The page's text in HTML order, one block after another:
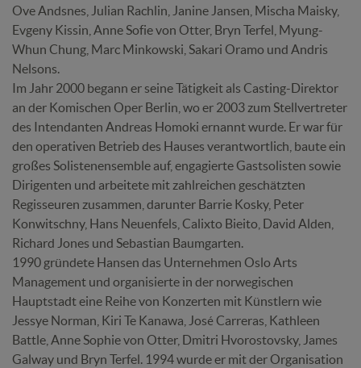
Ove Andsnes, Julian Rachlin, Janine Jansen, Mischa Maisky,
Evgeny Kissin, Anne Sofie von Otter, Bryn Terfel, Myung-
Whun Chung, Marc Minkowski, Sakari Oramo und Andris
Nelsons.
Im Jahr 2000 begann er seine Tätigkeit als Casting-Direktor
an der Komischen Oper Berlin, wo er 2003 zum Stellvertreter
des Intendanten Andreas Homoki ernannt wurde. Er war für
den operativen Betrieb des Hauses verantwortlich, baute ein
großes Solistenensemble auf, engagierte Gastsolisten sowie
Dirigenten und arbeitete mit zahlreichen geschätzten
Regisseuren zusammen, darunter Barrie Kosky, Peter
Konwitschny, Hans Neuenfels, Calixto Bieito, David Alden,
Richard Jones und Sebastian Baumgarten.
1990 gründete Hansen das Unternehmen Oslo Arts
Management und organisierte in der norwegischen
Hauptstadt eine Reihe von Konzerten mit Künstlern wie
Jessye Norman, Kiri Te Kanawa, José Carreras, Kathleen
Battle, Anne Sophie von Otter, Dmitri Hvorostovsky, James
Galway und Bryn Terfel. 1994 wurde er mit der Organisation